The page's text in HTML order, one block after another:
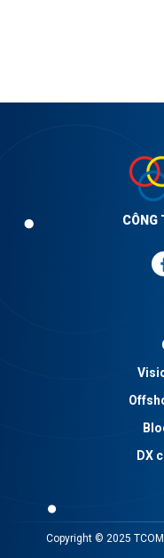
CÔNG
DX
Copyright © 2025